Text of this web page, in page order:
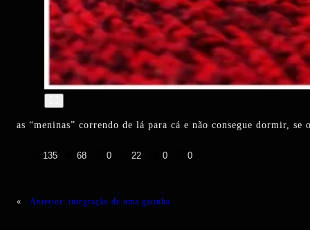
as “meninas” correndo de lá para cá e não consegue dormir,
135 68 0 22 0 0
« Anterior: integração de uma gatinha